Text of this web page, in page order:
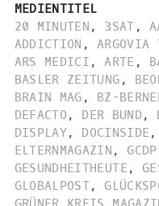
MEDIENTITEL
20 MINUTEN , 3SAT ,
ADDICTION , ARGOVIA
ARS MEDICI , ARTE ,
BASLER ZEITUNG ,
BRAIN MAG , BZ-
DEFACTO , DER BUND ,
DISPLAY, DOCINSIDE ,
ELTERNMAGAZIN , GCDP
GESUNDHEITHEUTE ,
GLOBALPOST,